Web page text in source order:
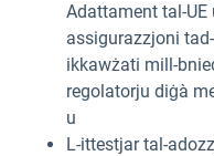
Adattament tal-UE
assigurazzjoni
ikkawżati mill-
regolatorju diġà
u
L-ittestjar tal-